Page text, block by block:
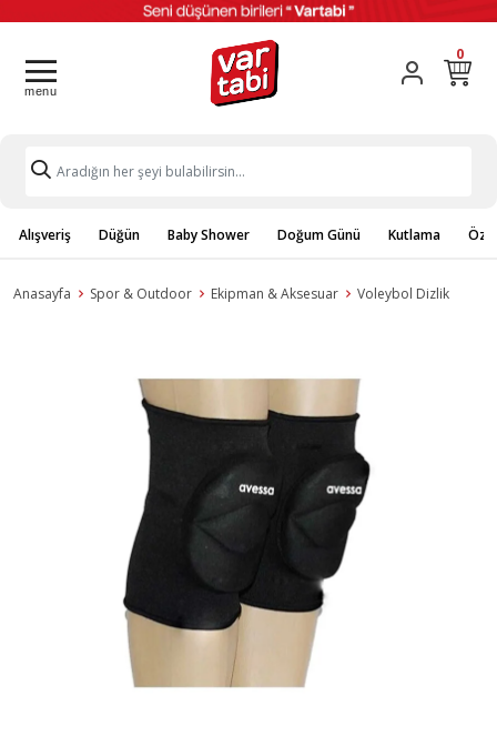
0
Alışveriş Düğün Baby Shower Doğum Günü Kutlama
Anasayfa Spor & Outdoor Ekipman & Aksesuar Voleybol Dizlik